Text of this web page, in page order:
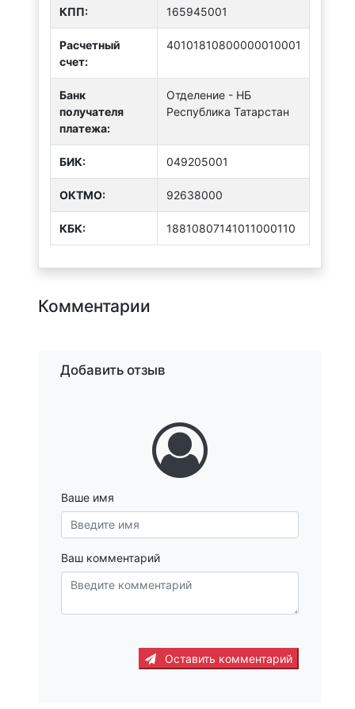
КПП: 165945001
Расчетный
счет:
40101810800000010001
Банк
получателя
платежа:
Отделение - НБ
Республика Татарстан
БИК: 049205001
ОКТMО: 92638000
КБК: 18810807141011000110
Комментарии
Добавить отзыв
Ваше имя
Ваш комментарий
Оставить комментарий